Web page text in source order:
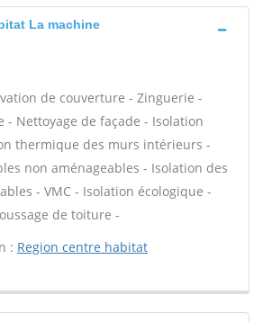
La machine
de couverture - Zinguerie -
- Nettoyage de façade - Isolation
thermique des murs intérieurs -
non aménageables - Isolation des
- VMC - Isolation écologique -
de toiture -
: Region centre habitat